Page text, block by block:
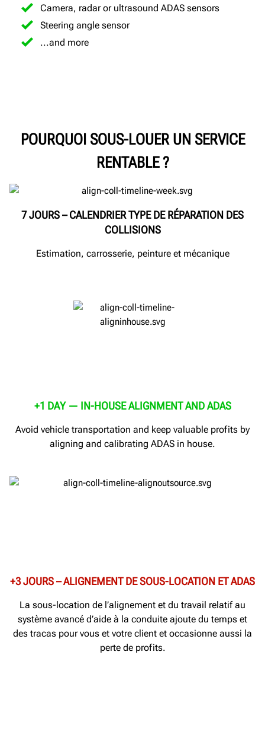
Camera, radar or ultrasound ADAS sensors
Steering angle sensor
...and more
+1 DAY — IN-HOUSE ALIGNMENT AND ADAS
Avoid vehicle transportation and keep valuable profits by
aligning and calibrating ADAS in house.
+3 JOURS – ALIGNEMENT DE SOUS-LOCATION ET ADAS
La sous-location de l’alignement et du travail relatif au
système avancé d’aide à la conduite ajoute du temps et
des tracas pour vous et votre client et occasionne aussi la
perte de profits.
POURQUOI SOUS-LOUER UN SERVICE
RENTABLE ?
7 JOURS – CALENDRIER TYPE DE RÉPARATION DES
COLLISIONS
Estimation, carrosserie, peinture et mécanique